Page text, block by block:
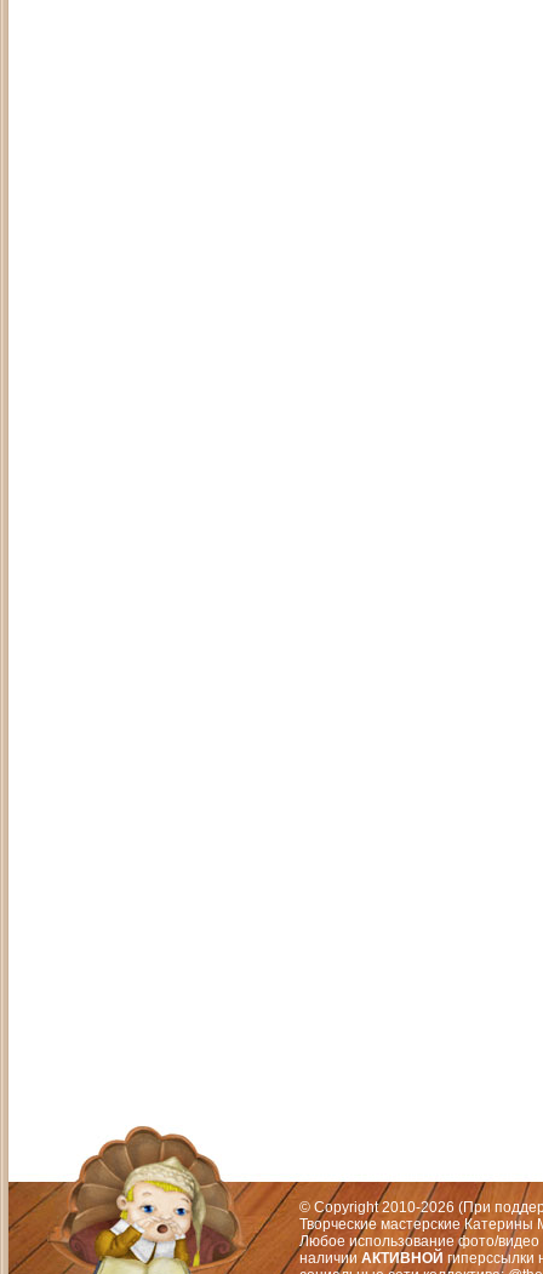
© Copyright 2010-2026 (При
Творческие мастерские
Любое использование фото/видео
наличии АКТИВНОЙ гиперссылки